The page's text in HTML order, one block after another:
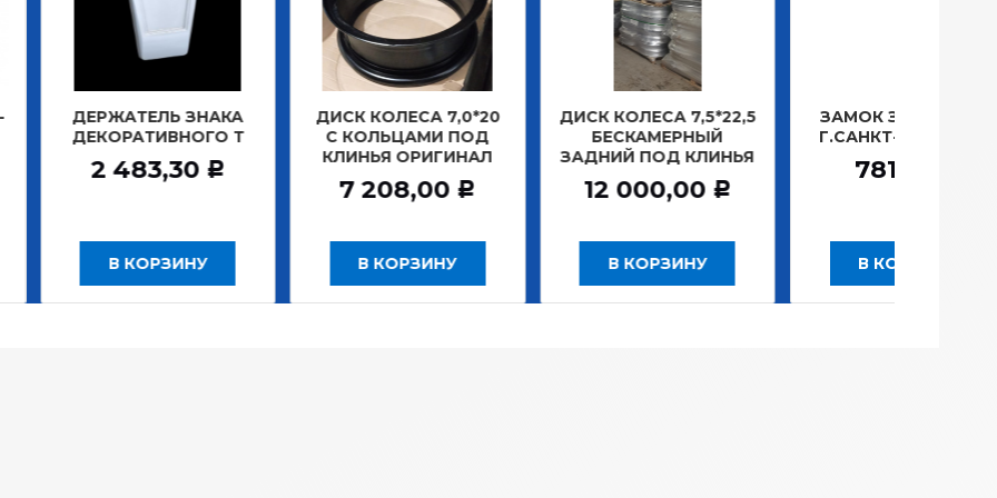
ЗНАКА
Т
Р
ДИСК КОЛЕСА 7,0*20
С КОЛЬЦАМИ ПОД
КЛИНЬЯ ОРИГИНАЛ
Р
ДИСК КОЛЕСА 7,5*22,5
БЕСКАМЕРНЫЙ
ЗАДНИЙ ПОД КЛИНЬЯ
12 000,00 Р
ЗАМОК ЗАЖИГАНИЯ
Г.САНКТ-ПЕТЕРБУРГ
781,20